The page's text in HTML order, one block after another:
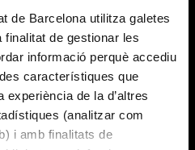
de Barcelona utilitza galetes
de gestionar les
informació perquè accediu
característiques que
de la d’altres
(analitzar com
i amb finalitats de